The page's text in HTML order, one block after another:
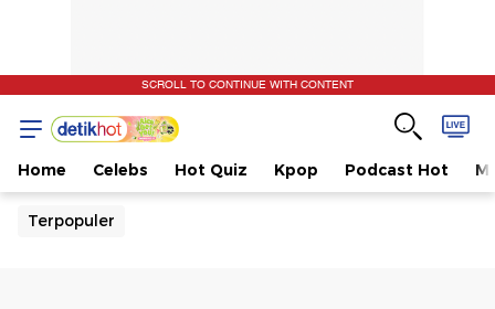
SCROLL TO CONTINUE WITH CONTENT
Home Celebs Hot Quiz Kpop Podcast Hot
Terpopuler